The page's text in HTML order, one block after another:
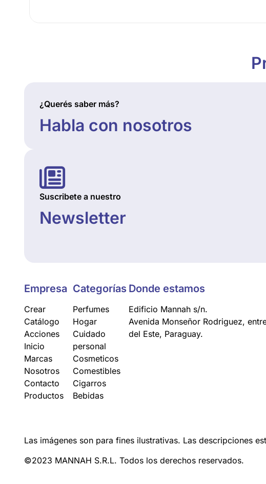
¿Querés saber más?
Habla con nosotros
Suscribete a nuestro
Newsletter
Empresa
Crear
Catálogo
Acciones
Inicio
Marcas
Nosotros
Contacto
Productos
Categorías
Perfumes
Hogar
Cuidado
personal
Cosmeticos
Comestibles
Cigarros
Bebidas
Donde estamos
Edificio Mannah s/n.
Avenida Monseñor Rodriguez,
del Este, Paraguay.
Las imágenes son para fines ilustrativas. Las descripciones
©2023 MANNAH S.R.L. Todos los derechos reservados.